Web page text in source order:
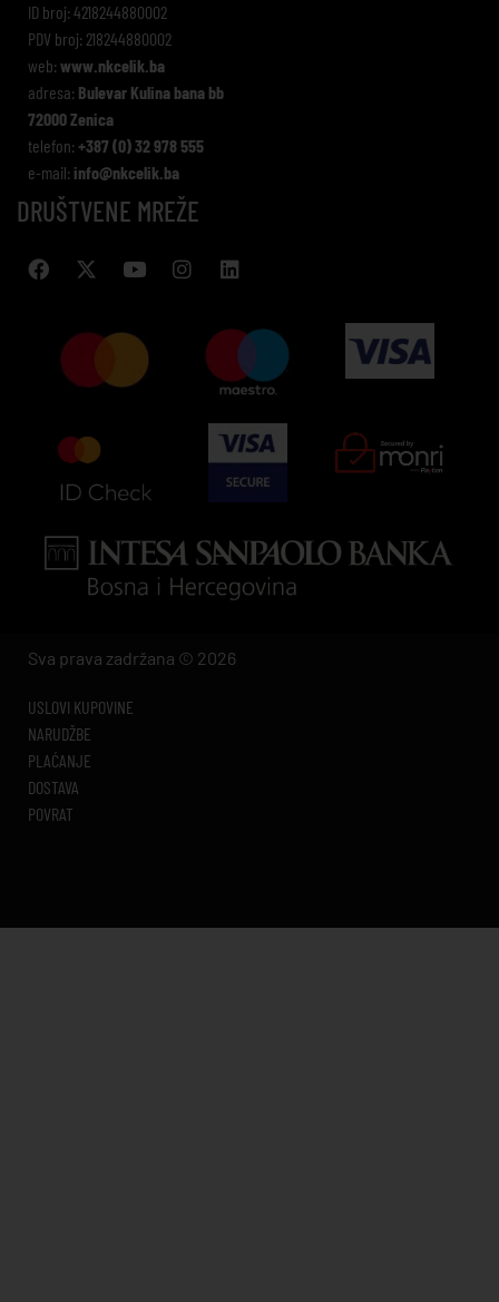
ID broj: 4218244880002
PDV broj: 218244880002
web: www.nkcelik.ba
adresa: Bulevar Kulina bana bb
72000 Zenica
telefon: +387 (0) 32 978 555
e-mail: info@nkcelik.ba
DRUŠTVENE MREŽE
Sva prava zadržana © 2026
USLOVI KUPOVINE
NARUDŽBE
PLAĆANJE
DOSTAVA
POVRAT